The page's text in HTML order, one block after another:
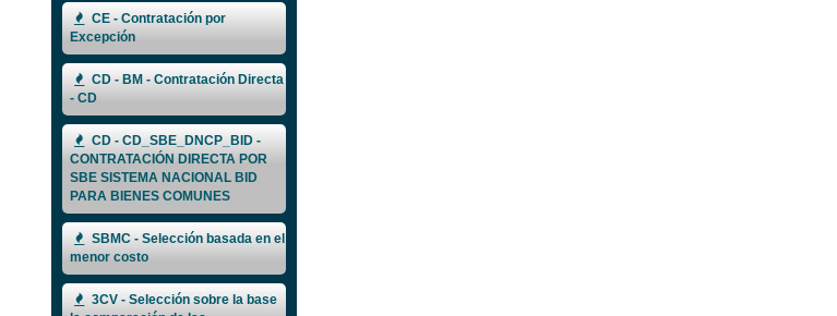
CE - Contratación por
Excepción
CD - BM - Contratación Directa
- CD
CD - CD_SBE_DNCP_BID -
CONTRATACIÓN DIRECTA POR
SBE SISTEMA NACIONAL BID
PARA BIENES COMUNES
SBMC - Selección basada en el
menor costo
3CV - Selección sobre la base